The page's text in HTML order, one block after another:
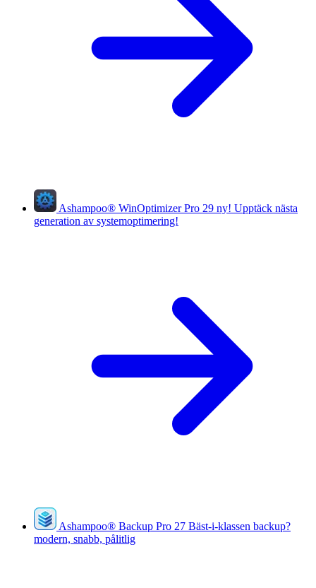
Ashampoo® WinOptimizer Pro 29 ny! Upptäck nästa
generation av systemoptimering!
Ashampoo® Backup Pro 27 Bäst-i-klassen backup?
modern, snabb, pålitlig